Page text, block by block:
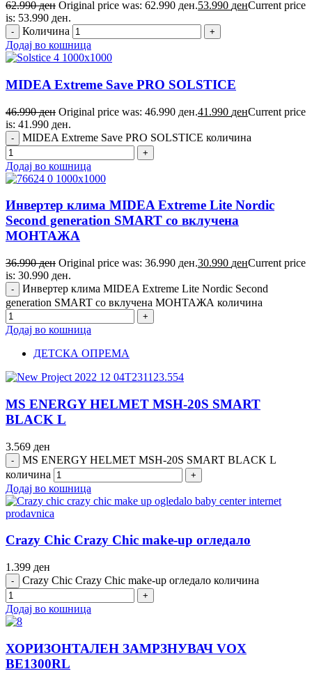
62.990ден Original price was: 62.990 ден.53.990 денCurrent price
is: 53.990 ден.
Количина
Додај во кошница
MIDEA Extreme Save PRO SOLSTICE
46.990ден Original price was: 46.990 ден.41.990 денCurrent price
is: 41.990 ден.
MIDEA Extreme Save PRO SOLSTICE количина
Додај во кошница
Инвертер клима MIDEA Extreme Lite Nordic
Second generation SMART со вклучена
МОНТАЖА
36.990ден Original price was: 36.990 ден.30.990 денCurrent price
is: 30.990 ден.
Инвертер клима MIDEA Extreme Lite Nordic Second
generation SMART со вклучена МОНТАЖА количина
Додај во кошница
ДЕТСКА ОПРЕМА
MS ENERGY HELMET MSH-20S SMART
BLACK L
3.569 ден
MS ENERGY HELMET MSH-20S SMART BLACK L
количина
Додај во кошница
Crazy Chic Crazy Chic make-up огледало
1.399 ден
Crazy Chic Crazy Chic make-up огледало количина
Додај во кошница
ХОРИЗОНТАЛЕН ЗАМРЗНУВАЧ VOX
BE1300RL